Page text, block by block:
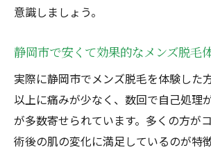
静岡市で失敗しないメンズ脱
料金・効果・口コミで選ぶ静
静岡メンズ脱毛のお得なキ
法
静岡市メンズ脱毛で後悔し
ツ
意識しましょう。
静岡市で安くて効果的なメンズ脱毛
実際に静岡市でメンズ脱毛を体験した
以上に痛みが少なく、数回で自己処理
が多数寄せられています。多くの方が
術後の肌の変化に満足しているのが特